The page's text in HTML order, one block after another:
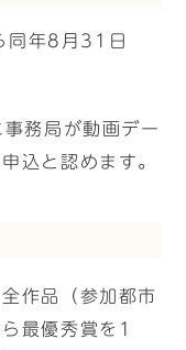
同年8月31日
務局が動画デー
込と認めます。
作品（参加都市
最優秀賞を1